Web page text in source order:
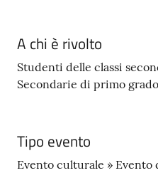
A chi è rivolto
Studenti delle classi
Secondarie di primo grado
Tipo evento
Evento culturale » Evento